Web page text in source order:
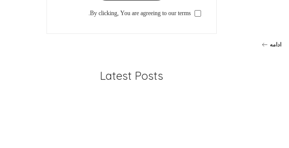
ادامه
By clicking, You are agreeing to our terms.
Latest Posts